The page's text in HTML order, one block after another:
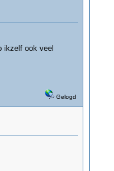
ikzelf ook veel
Gelogd